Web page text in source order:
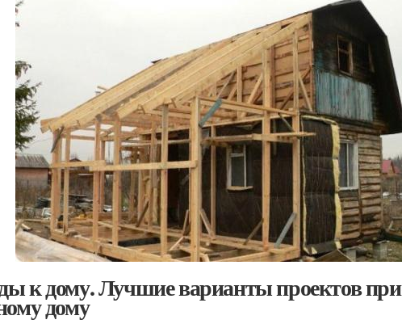
к дому. Лучшие варианты проектов
дому